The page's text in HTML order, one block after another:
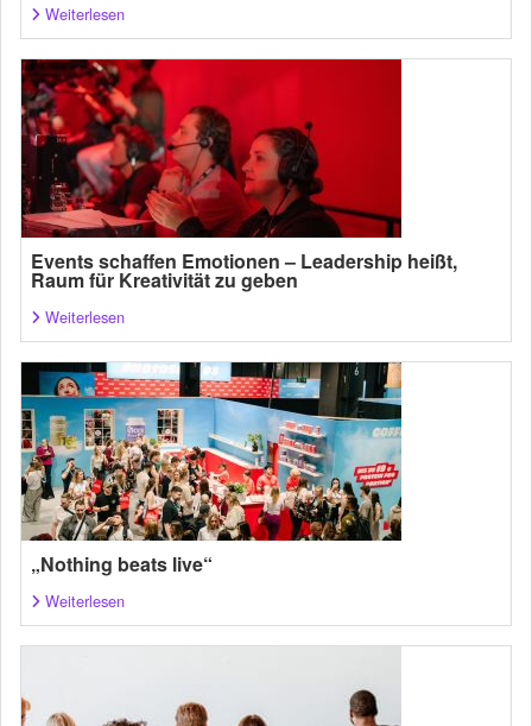
Weiterlesen
Events schaffen Emotionen – Leadership heißt,
Raum für Kreativität zu geben
Weiterlesen
„Nothing beats live“
Weiterlesen